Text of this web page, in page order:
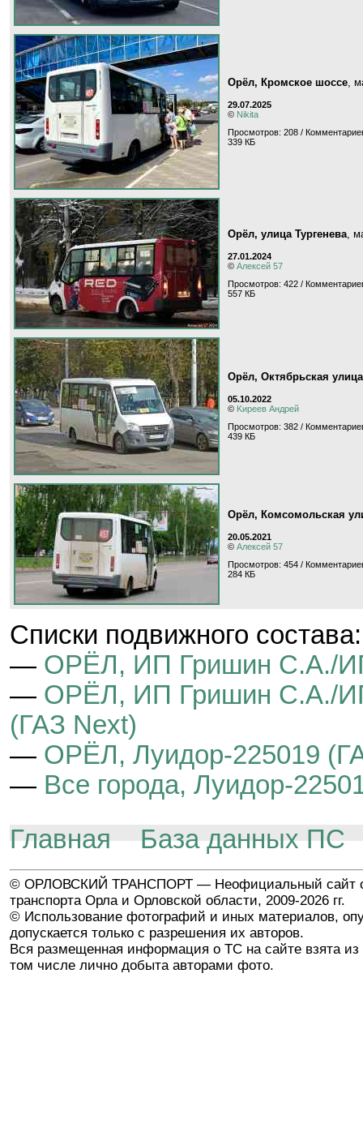
Орёл, Кромское шоссе,
29.07.2025
© Nikita
Просмотров: 208 /
339 КБ
Орёл, улица Тургенева,
27.01.2024
© Алексей 57
Просмотров: 422 /
557 КБ
Орёл, Октябрьская улица
05.10.2022
© Kиpeeв Aндpeй
Просмотров: 382 /
439 КБ
Орёл, Комсомольская
20.05.2021
© Алексей 57
Просмотров: 454 /
284 КБ
Cписки подвижного состава:
— ОРЁЛ, ИП Гришин С.А./
— ОРЁЛ, ИП Гришин С.А./
(ГАЗ Next)
— ОРЁЛ, Луидор-225019
— Все города, Луидор-
Главная
База данных ПС
© ОРЛОВСКИЙ ТРАНСПОРТ — Неофициальный сайт
транспорта Орла и Орловской области, 2009-2026 гг.
© Использование фотографий и иных материалов,
допускается только с разрешения их авторов.
Вся размещенная информация о ТС на сайте взята из
том числе лично добыта авторами фото.